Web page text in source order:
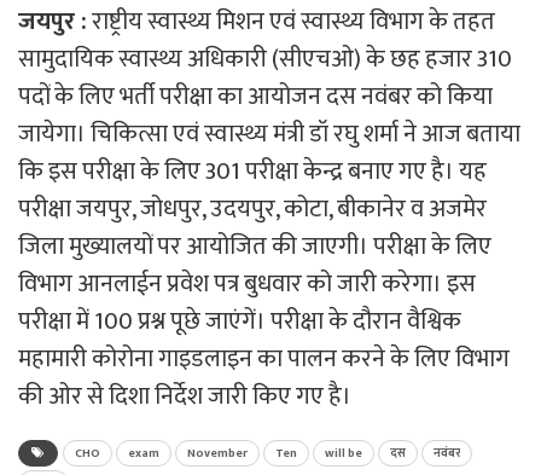
जयपुर :राष्ट्रीय स्वास्थ्य मिशन एवं स्वास्थ्य विभाग के तहत
सामुदायिक स्वास्थ्य अधिकारी (सीएचओ) के छह हजार 310
पदों के लिए भर्ती परीक्षा का आयोजन दस नवंबर को किया
जायेगा। चिकित्सा एवं स्वास्थ्य मंत्री डॉ रघु शर्मा ने आज बताया
कि इस परीक्षा के लिए 301 परीक्षा केन्द्र बनाए गए है। यह
परीक्षा जयपुर, जोधपुर, उदयपुर, कोटा, बीकानेर व अजमेर
जिला मुख्यालयों पर आयोजित की जाएगी। परीक्षा के लिए
विभाग आनलाईन प्रवेश पत्र बुधवार को जारी करेगा। इस
परीक्षा में 100 प्रश्न पूछे जाएंगें। परीक्षा के दौरान वैश्विक
महामारी कोरोना गाइडलाइन का पालन करने के लिए विभाग
की ओर से दिशा निर्देश जारी किए गए है।
CHO exam November Ten will be दस
नवंबर